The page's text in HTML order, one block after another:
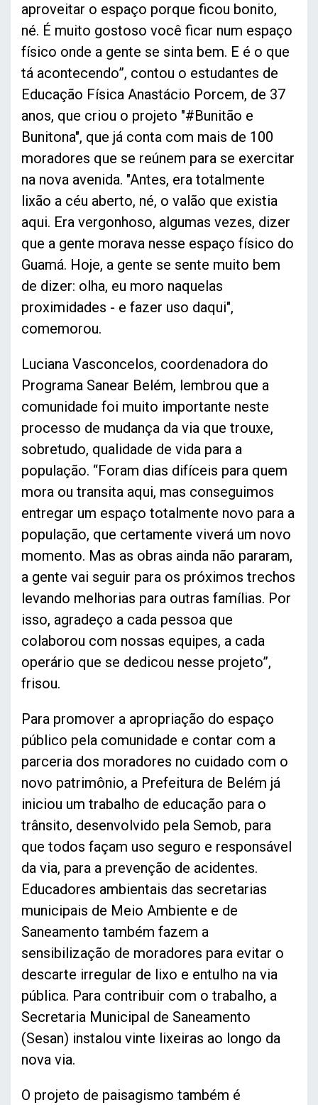
aproveitar o espaço porque ficou bonito,
né. É muito gostoso você ficar num espaço
físico onde a gente se sinta bem. E é o que
tá acontecendo”, contou o estudantes de
Educação Física Anastácio Porcem, de 37
anos, que criou o projeto "#Bunitão e
Bunitona", que já conta com mais de 100
moradores que se reúnem para se exercitar
na nova avenida. "Antes, era totalmente
lixão a céu aberto, né, o valão que existia
aqui. Era vergonhoso, algumas vezes, dizer
que a gente morava nesse espaço físico do
Guamá. Hoje, a gente se sente muito bem
de dizer: olha, eu moro naquelas
proximidades - e fazer uso daqui",
comemorou.
Luciana Vasconcelos, coordenadora do
Programa Sanear Belém, lembrou que a
comunidade foi muito importante neste
processo de mudança da via que trouxe,
sobretudo, qualidade de vida para a
população. “Foram dias difíceis para quem
mora ou transita aqui, mas conseguimos
entregar um espaço totalmente novo para a
população, que certamente viverá um novo
momento. Mas as obras ainda não pararam,
a gente vai seguir para os próximos trechos
levando melhorias para outras famílias. Por
isso, agradeço a cada pessoa que
colaborou com nossas equipes, a cada
operário que se dedicou nesse projeto”,
frisou.
Para promover a apropriação do espaço
público pela comunidade e contar com a
parceria dos moradores no cuidado com o
novo patrimônio, a Prefeitura de Belém já
iniciou um trabalho de educação para o
trânsito, desenvolvido pela Semob, para
que todos façam uso seguro e responsável
da via, para a prevenção de acidentes.
Educadores ambientais das secretarias
municipais de Meio Ambiente e de
Saneamento também fazem a
sensibilização de moradores para evitar o
descarte irregular de lixo e entulho na via
pública. Para contribuir com o trabalho, a
Secretaria Municipal de Saneamento
(Sesan) instalou vinte lixeiras ao longo da
nova via.
O projeto de paisagismo também é